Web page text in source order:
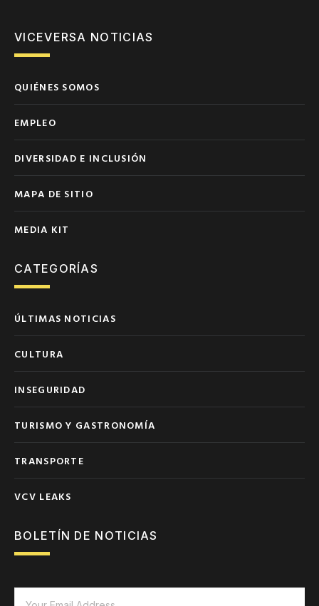
VICEVERSA NOTICIAS
QUIÉNES SOMOS
EMPLEO
DIVERSIDAD E INCLUSIÓN
MAPA DE SITIO
MEDIA KIT
CATEGORÍAS
ÚLTIMAS NOTICIAS
CULTURA
INSEGURIDAD
TURISMO Y GASTRONOMÍA
TRANSPORTE
VCV LEAKS
BOLETÍN DE NOTICIAS